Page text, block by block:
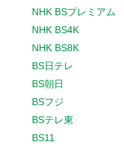
NHK BSプレミアム
NHK BS4K
NHK BS8K
BS日テレ
BS朝日
BSフジ
BSテレ東
BS11